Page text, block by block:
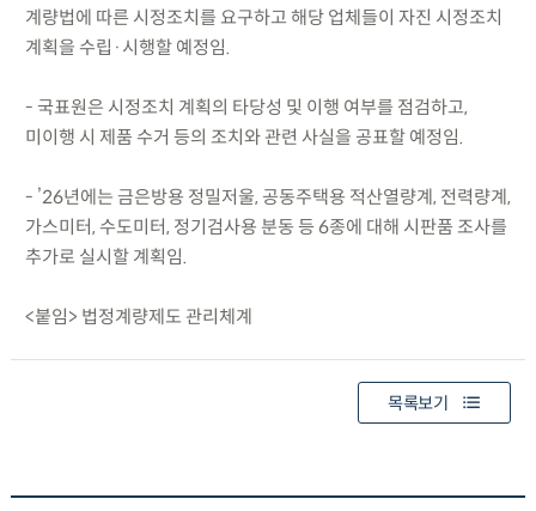
계량법에 따른 시정조치를 요구하고 해당 업체들이 자진 시정조치
계획을 수립·시행할 예정임.
- 국표원은 시정조치 계획의 타당성 및 이행 여부를 점검하고,
미이행 시 제품 수거 등의 조치와 관련 사실을 공표할 예정임.
- ’26년에는 금은방용 정밀저울, 공동주택용 적산열량계, 전력량계,
가스미터, 수도미터, 정기검사용 분동 등 6종에 대해 시판품 조사를
추가로 실시할 계획임.
<붙임> 법정계량제도 관리체계
목록보기